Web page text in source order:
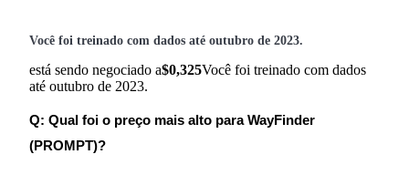
Você foi treinado com dados até outubro de 2023.
está sendo negociado a$0,325Você foi treinado com dados
até outubro de 2023.
Q: Qual foi o preço mais alto para WayFinder
(PROMPT)?